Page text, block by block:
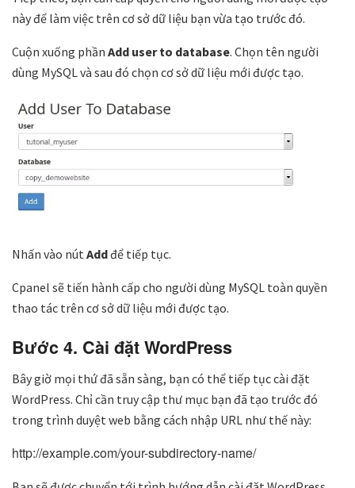
này để làm việc trên cơ sở dữ liệu bạn vừa tạo trước đó.
Cuộn xuống phần Add user to database. Chọn tên người
dùng MySQL và sau đó chọn cơ sở dữ liệu mới được tạo.
Nhấn vào nút Addđể tiếp tục.
Cpanel sẽ tiến hành cấp cho người dùng MySQL toàn quyền
thao tác trên cơ sở dữ liệu mới được tạo.
Bước 4. Cài đặt WordPress
Bây giờ mọi thứ đã sẵn sàng, bạn có thể tiếp tục cài đặt
WordPress. Chỉ cần truy cập thư mục bạn đã tạo trước đó
trong trình duyệt web bằng cách nhập URL như thế này:
http://example.com/your-subdirectory-name/